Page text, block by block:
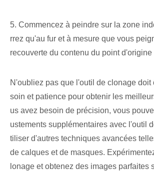
5. Commencez à peindre sur la zone
rrez qu'au fur et à mesure que vous
recouverte du contenu du point
N'oubliez pas que l'outil de clonage doit
soin et patience pour obtenir les
us avez besoin de précision, vous
ustements supplémentaires avec l'outil
tiliser d'autres techniques avancées
de calques et de masques.
lonage et obtenez des images parfaites